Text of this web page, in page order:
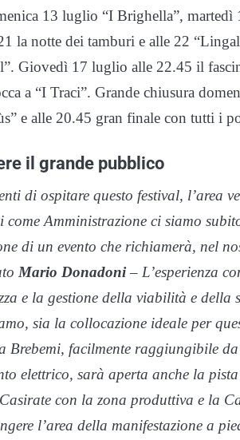
13 luglio “I Brighella”,
la notte dei tamburi e alle 22
Giovedì 17 luglio alle 22.45 il
a “I Traci”. Grande chiusura
e alle 20.45 gran finale con tutti i
il grande pubblico
di ospitare questo festival, l’area
come Amministrazione ci siamo
di un evento che richiamerà, nel
Mario Donadoni– L’esperienza
e la gestione della viabilità e
sia la collocazione ideale per
Brebemi, facilmente raggiungibile
elettrico, sarà aperta anche la
con la zona produttiva e la
l’area della manifestazione a